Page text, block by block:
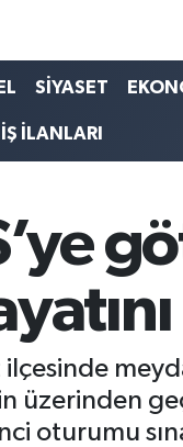
SİYASET
İŞ İLANLARI
üzerinden
oturumu